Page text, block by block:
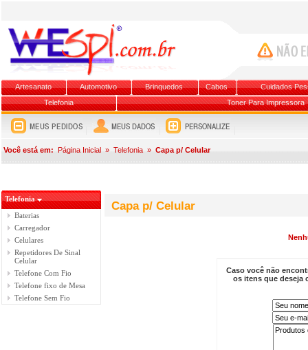
Artesanato Automotivo Brinquedos Cabos
Cuidados
Telefonia
Toner Para Impressora
Você está em: Página Inicial » Telefonia » Capa p/ Celular
Telefonia
Baterias
Carregador
Celulares
Repetidores De Sinal
Celular
Telefone Com Fio
Telefone fixo de Mesa
Telefone Sem Fio
Capa p/ Celular
Caso você não
os itens que deseja